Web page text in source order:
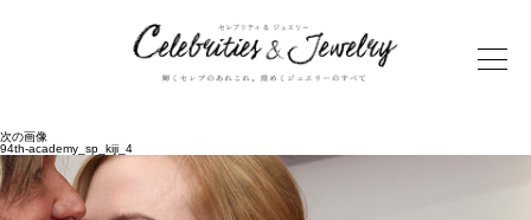
次の画像
94th-academy_sp_kiji_4